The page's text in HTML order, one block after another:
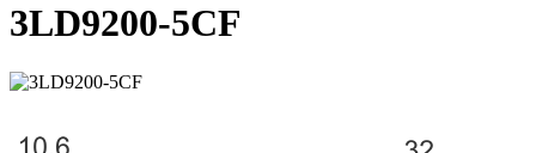
3LD9200-5CF